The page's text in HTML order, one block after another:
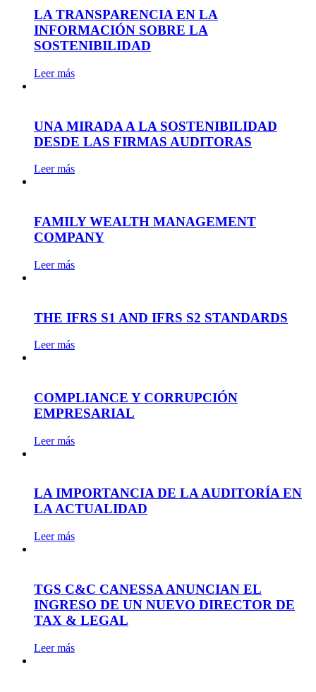
LA TRANSPARENCIA EN LA
INFORMACIÓN SOBRE LA
SOSTENIBILIDAD
Leer más
UNA MIRADA A LA SOSTENIBILIDAD
DESDE LAS FIRMAS AUDITORAS
Leer más
FAMILY WEALTH MANAGEMENT
COMPANY
Leer más
THE IFRS S1 AND IFRS S2 STANDARDS
Leer más
COMPLIANCE Y CORRUPCIÓN
EMPRESARIAL
Leer más
LA IMPORTANCIA DE LA AUDITORÍA EN
LA ACTUALIDAD
Leer más
TGS C&C CANESSA ANUNCIAN EL
INGRESO DE UN NUEVO DIRECTOR DE
TAX & LEGAL
Leer más